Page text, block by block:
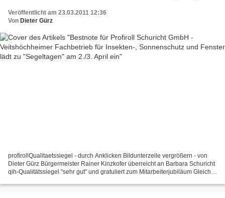
Veröffentlicht am 23.03.2011 12:36
Von Dieter Gürz
profirollQualitaetssiegel - durch Anklicken Bildunterzeile vergrößern - von
Dieter Gürz Bürgermeister Rainer Kinzkofer überreicht an Barbara Schuricht
qih-Qualitätssiegel "sehr gut" und gratuliert zum Mitarbeiterjubiläum Gleich